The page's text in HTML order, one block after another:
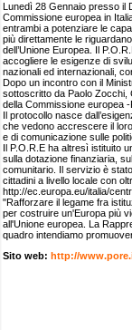
Lunedì 28 Gennaio presso il
Commissione europea in
entrambi a potenziare le
più direttamente le
dell’Unione Europea. Il
accogliere le esigenze di
nazionali ed internazionali,
Dopo un incontro con il
sottoscritto da Paolo Zocchi,
della Commissione europea
Il protocollo nasce
che vedono accrescere il
e di comunicazione sulle
Il P.O.R.E ha altresì istituito
sulla dotazione finanziaria,
comunitario. Il servizio è
cittadini a livello locale con
http://ec.europa.eu/italia/
"Rafforzare il legame fra
per costruire un'Europa più
all'Unione europea. La
quadro intendiamo
Sito web: http://